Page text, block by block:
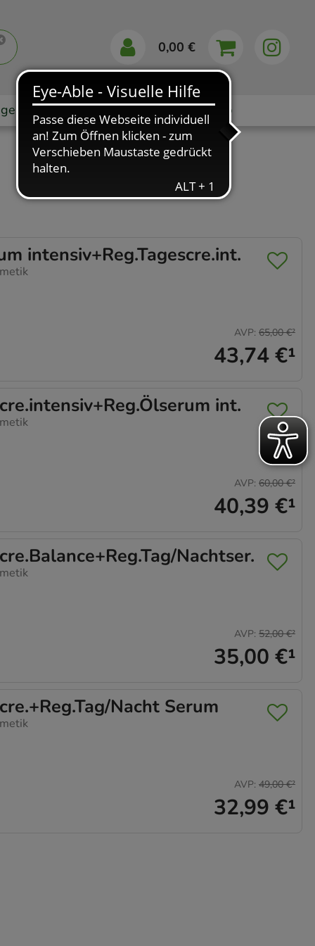
0,00 €
Markenshops Ratgeber App
intensiv+Reg.Tagescre.int.
43,74 €¹
AVP: 65,00 €²
int.
40,39 €¹
AVP: 60,00 €²
Nachtser.
35,00 €¹
AVP: 52,00 €²
Nacht Serum
32,99 €¹
AVP: 49,00 €²